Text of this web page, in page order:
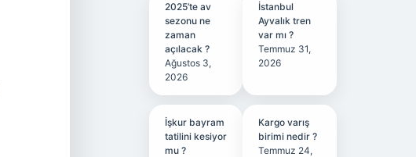
2025’te av
sezonu ne
zaman
açılacak ?
Ağustos 3,
2026
İstanbul
Ayvalık tren
var mı ?
Temmuz 31,
2026
İşkur bayram
tatilini kesiyor
mu ?
Kargo varış
birimi nedir ?
Temmuz 24,